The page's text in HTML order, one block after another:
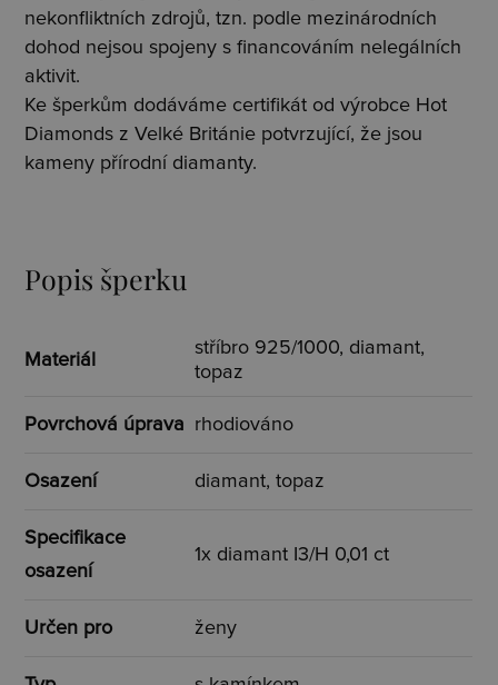
nekonfliktních zdrojů, tzn. podle mezinárodních
dohod nejsou spojeny s financováním nelegálních
aktivit.
Ke šperkům dodáváme certifikát od výrobce Hot
Diamonds z Velké Británie potvrzující, že jsou
kameny přírodní diamanty.
Popis šperku
Materiál
stříbro 925/1000, diamant,
topaz
Povrchová úprava rhodiováno
Osazení diamant, topaz
Specifikace
osazení
1x diamant I3/H 0,01 ct
Určen pro ženy